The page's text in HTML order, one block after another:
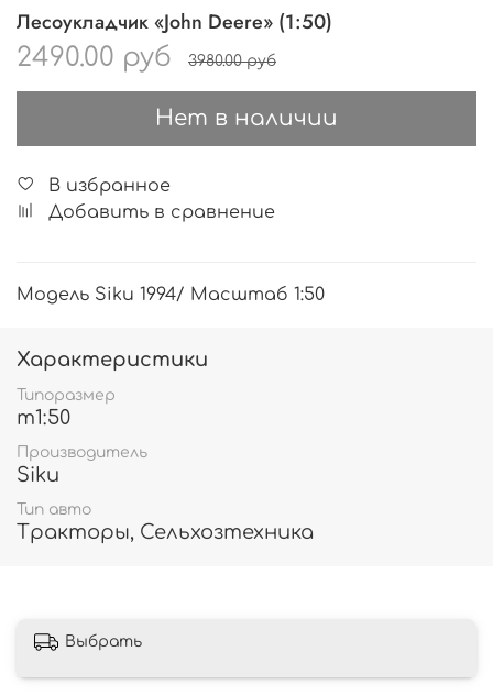
Лесоукладчик «John Deere» (1:50)
2490.00 руб 3980.00 руб
Нет в наличии
В избранное
Добавить в сравнение
Модель Siku 1994/ Масштаб 1:50
Характеристики
Типоразмер
m1:50
Производитель
Siku
Тип авто
Тракторы, Сельхозтехника
Выбрать